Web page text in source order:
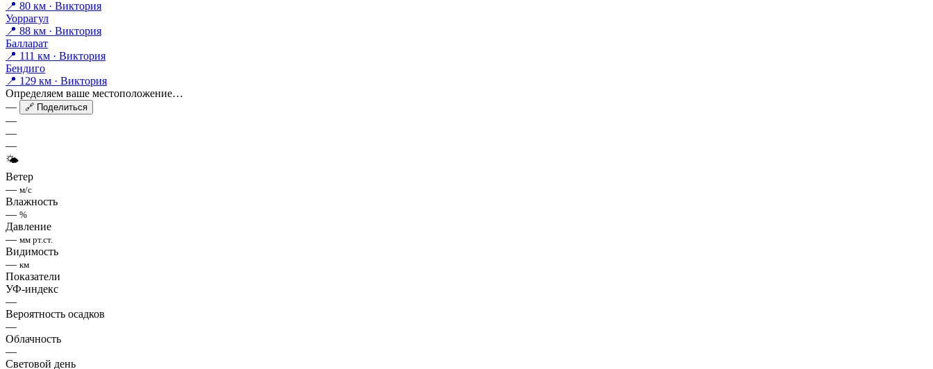
📍 80 км · Виктория
Уоррагул
📍 88 км · Виктория
Балларат
📍 111 км · Виктория
Бендиго
📍 129 км · Виктория
Определяем ваше местоположение…
—
🔗 Поделиться
—
—
—
🌤
Ветер
— м/с
Влажность
— %
Давление
— мм рт.ст.
Видимость
— км
Показатели
УФ-индекс
—
Вероятность осадков
—
Облачность
—
Световой день